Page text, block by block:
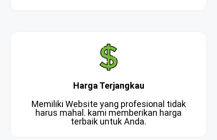
Harga Terjangkau
Memiliki Website yang profesional tidak
harus mahal. kami memberikan harga
terbaik untuk Anda.